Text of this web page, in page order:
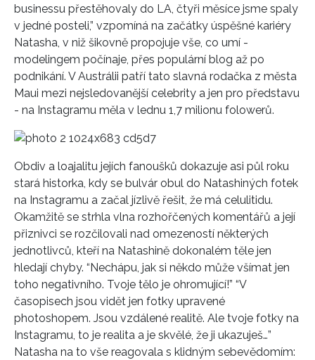
businessu přestěhovaly do LA, čtyři měsíce jsme spaly
v jedné posteli,” vzpomíná na začátky úspěšné kariéry
Natasha, v niž šikovně propojuje vše, co umí -
modelingem počínaje, přes populární blog až po
podnikání. V Austrálii patří tato slavná rodačka z města
Maui mezi nejsledovanější celebrity a jen pro představu
- na Instagramu měla v lednu 1,7 milionu folowerů.
Obdiv a loajalitu jejích fanoušků dokazuje asi půl roku
stará historka, kdy se bulvár obul do Natashiných fotek
na Instagramu a začal jízlivě řešit, že má celulitidu.
Okamžitě se strhla vlna rozhořčených komentářů a její
přiznivci se rozčilovali nad omezeností některých
jednotlivců, kteří na Natashině dokonalém těle jen
hledají chyby. “Nechápu, jak si někdo může všímat jen
toho negativního. Tvoje tělo je ohromující!” “V
časopisech jsou vidět jen fotky upravené
photoshopem. Jsou vzdálené realitě. Ale tvoje fotky na
Instagramu, to je realita a je skvělé, že ji ukazuješ…”
Natasha na to vše reagovala s klidným sebevědomím: